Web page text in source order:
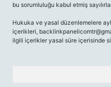
bu sorumluluğu kabul etmiş
Hukuka ve yasal düzenlemelere
içerikleri,
ilgili içerikler yasal süre içerisinde